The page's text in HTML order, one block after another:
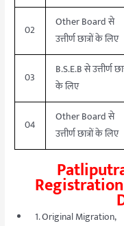
02
Other Board से
उत्तीर्ण छात्रों के लिए
03
B.S.E.B से उत्तीर्ण
के लिए
04
Other Board से
उत्तीर्ण छात्रों के लिए
1. Original Migration,